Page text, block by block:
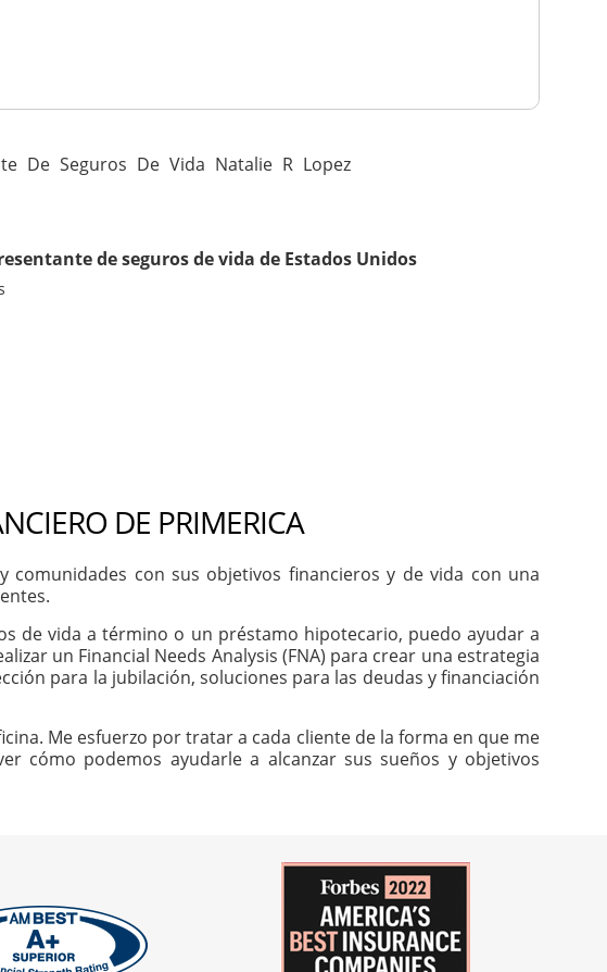
De Seguros De Vida Natalie R Lopez
de seguros de vida de Estados Unidos
DE PRIMERICA
comunidades con sus objetivos financieros y de vida con una
de vida a término o un préstamo hipotecario, puedo ayudar a
un Financial Needs Analysis (FNA) para crear una estrategia
para la jubilación, soluciones para las deudas y financiación
Me esfuerzo por tratar a cada cliente de la forma en que me
cómo podemos ayudarle a alcanzar sus sueños y objetivos